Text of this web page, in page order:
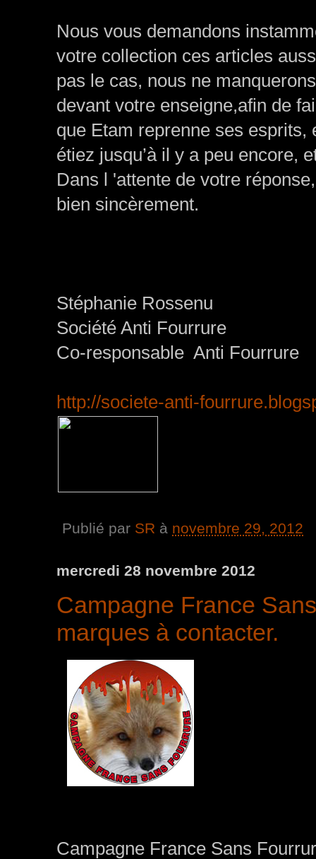
Nous vous demandons
votre collection ces articles
pas le cas, nous ne
devant votre enseigne,afin de
que Etam reprenne ses
étiez jusqu’à il y a peu encore,
Dans l 'attente de votre réponse,
bien sincèrement.
Stéphanie Rossenu
Société Anti Fourrure
Co-responsable Anti Fourrure
http://societe-anti-
Publié par SR à novembre 29, 2012
mercredi 28 novembre 2012
Campagne France
marques à contacter.
Campagne France Sans